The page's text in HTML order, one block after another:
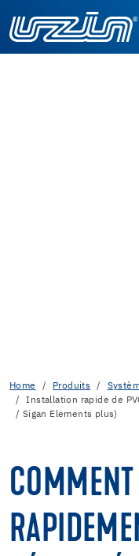
Home Produits
Installation rapide de
/ Sigan Elements plus)